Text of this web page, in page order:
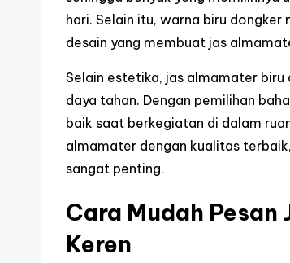
hari. Selain itu, warna biru
desain yang membuat jas
Selain estetika, jas almamater biru
daya tahan. Dengan pemilihan
baik saat berkegiatan di dalam
almamater dengan kualitas
sangat penting.
Cara Mudah
Keren